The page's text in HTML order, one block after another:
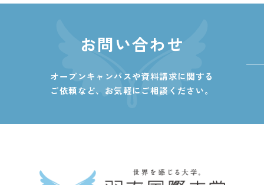
お問い合わせ
オープンキャンパスや資料請求に関する
ご依頼など、 お気軽にご相談ください。